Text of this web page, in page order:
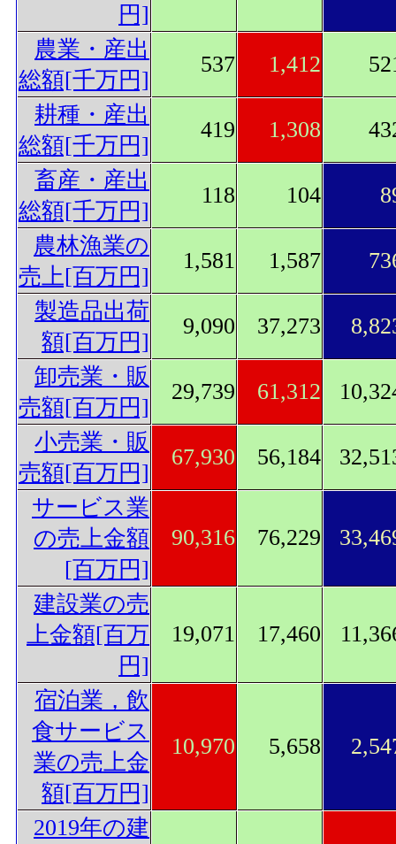
円]
農業・産出
総額[千万円]
537 1,412
耕種・産出
総額[千万円]
419 1,308
畜産・産出
総額[千万円]
118 104
農林漁業の
売上[百万円]
1,581 1,587
製造品出荷
額[百万円]
9,090 37,273
卸売業・販
売額[百万円]
29,739 61,312
小売業・販
売額[百万円]
67,930 56,184
サービス業
の売上金額
[百万円]
90,316 76,229
建設業の売
上金額[百万
円]
19,071 17,460
宿泊業，飲
食サービス
業の売上金
額[百万円]
10,970 5,658
2019年の建